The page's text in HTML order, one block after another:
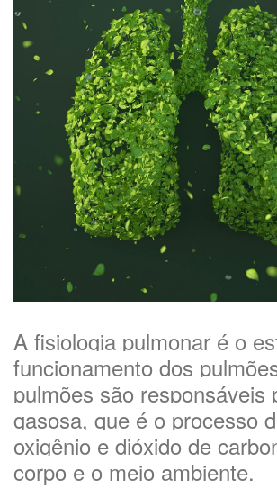
A fisiologia pulmonar é o
funcionamento dos
pulmões são responsáveis
gasosa, que é o processo
oxigênio e dióxido de
corpo e o meio ambiente.